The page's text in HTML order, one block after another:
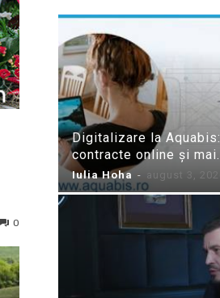
0
Digitalizare la
contracte online și
Iulia Hoha - august 3, 2026